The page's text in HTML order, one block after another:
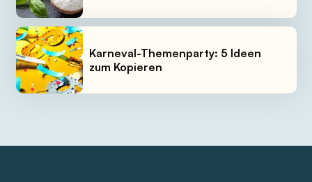
Karneval-Themenparty: 5 Ideen
zum Kopieren